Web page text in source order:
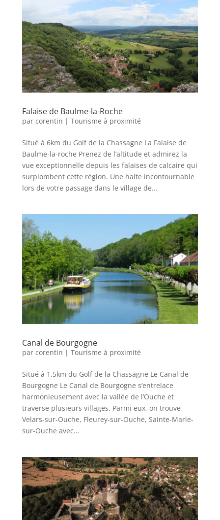
Falaise de Baulme-la-Roche
par corentin | Tourisme à proximité
Situé à 6km du Golf de la Chassagne La Falaise de
Baulme-la-roche Prenez de l’altitude et admirez la
vue exceptionnelle depuis les falaises de calcaire qui
surplombent cette région. Une halte incontournable
lors de votre passage dans le village de...
Canal de Bourgogne
par corentin | Tourisme à proximité
Situé à 1.5km du Golf de la Chassagne Le Canal de
Bourgogne Le Canal de Bourgogne s’entrelace
harmonieusement avec la vallée de l’Ouche et
traverse plusieurs villages. Parmi eux, on trouve
Velars-sur-Ouche, Fleurey-sur-Ouche, Sainte-Marie-
sur-Ouche avec...